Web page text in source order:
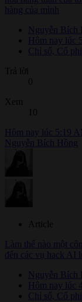
hàng của mình
Nguyễn Bích
Hôm nay lúc
Chỉ số, Cổ
Trả lời
0
Xem
10
Hôm nay lúc 5:19
Nguyễn Bích Hồng
Article
Làm thế nào một
đến các vụ hack AI
Nguyễn Bích
Hôm nay lúc
Chỉ số, Cổ